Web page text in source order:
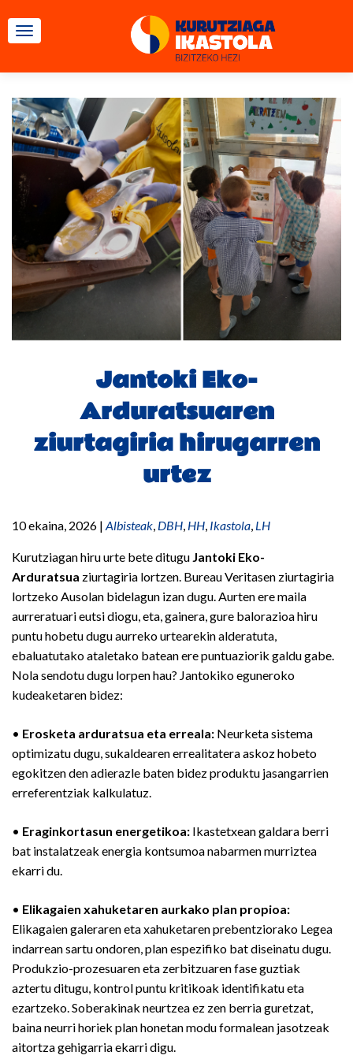
TOGGLE NAVIGATION
Jantoki Eko-
Arduratsuaren
ziurtagiria hirugarren
urtez
10 ekaina, 2026 | Albisteak, DBH, HH, Ikastola, LH
Kurutziagan hiru urte bete ditugu Jantoki Eko-
Arduratsua ziurtagiria lortzen. Bureau Veritasen ziurtagiria
lortzeko Ausolan bidelagun izan dugu. Aurten ere maila
aurreratuari eutsi diogu, eta, gainera, gure balorazioa hiru
puntu hobetu dugu aurreko urtearekin alderatuta,
ebaluatutako ataletako batean ere puntuaziorik galdu gabe.
Nola sendotu dugu lorpen hau? Jantokiko eguneroko
kudeaketaren bidez:
• Erosketa arduratsua eta erreala: Neurketa sistema
optimizatu dugu, sukaldearen errealitatera askoz hobeto
egokitzen den adierazle baten bidez produktu jasangarrien
erreferentziak kalkulatuz.
• Eraginkortasun energetikoa: Ikastetxean galdara berri
bat instalatzeak energia kontsumoa nabarmen murriztea
ekarri du.
• Elikagaien xahuketaren aurkako plan propioa:
Elikagaien galeraren eta xahuketaren prebentziorako Legea
indarrean sartu ondoren, plan espezifiko bat diseinatu dugu.
Produkzio-prozesuaren eta zerbitzuaren fase guztiak
aztertu ditugu, kontrol puntu kritikoak identifikatu eta
ezartzeko. Soberakinak neurtzea ez zen berria guretzat,
baina neurri horiek plan honetan modu formalean jasotzeak
aitortza gehigarria ekarri digu.